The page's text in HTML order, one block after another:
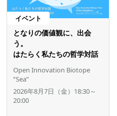
イベント
となりの価値観に、出会
う。
はたらく私たちの哲学対話
Open Innovation Biotope
“Sea”
2026年8月7日（金）18:30～
20:00